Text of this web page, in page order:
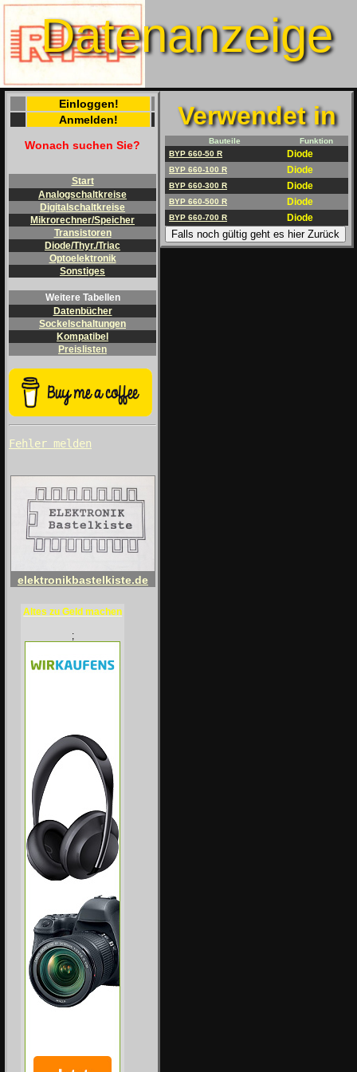
Datenanzeige
Einloggen!
Anmelden!
Wonach suchen Sie?
Start
Analogschaltkreise
Digitalschaltkreise
Mikrorechner/Speicher
Transistoren
Diode/Thyr./Triac
Optoelektronik
Sonstiges
Weitere Tabellen
Datenbücher
Sockelschaltungen
Kompatibel
Preislisten
Fehler melden
elektronikbastelkiste.de
Altes zu Geld machen
;
Verwendet in
Bauteile
Funktion
BYP 660-50 R
Diode
BYP 660-100 R Diode
BYP 660-300 R Diode
BYP 660-500 R Diode
BYP 660-700 R Diode
Falls noch gültig geht es hier Zurück